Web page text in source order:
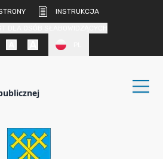
INSTRUKCJA